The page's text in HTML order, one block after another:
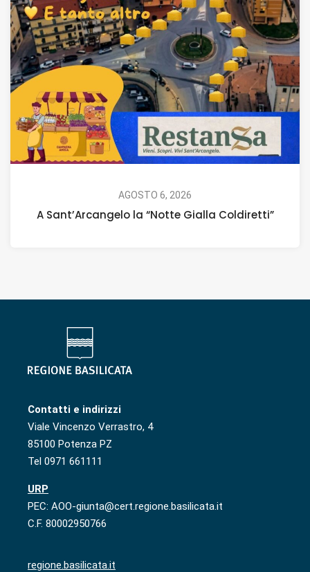
AGOSTO 6, 2026
A Sant’Arcangelo la “Notte Gialla Coldiretti”
Contatti e indirizzi
Viale Vincenzo Verrastro, 4
85100 Potenza PZ
Tel 0971 661111
URP
PEC: AOO-giunta@cert.regione.basilicata.it
C.F. 80002950766
regione.basilicata.it